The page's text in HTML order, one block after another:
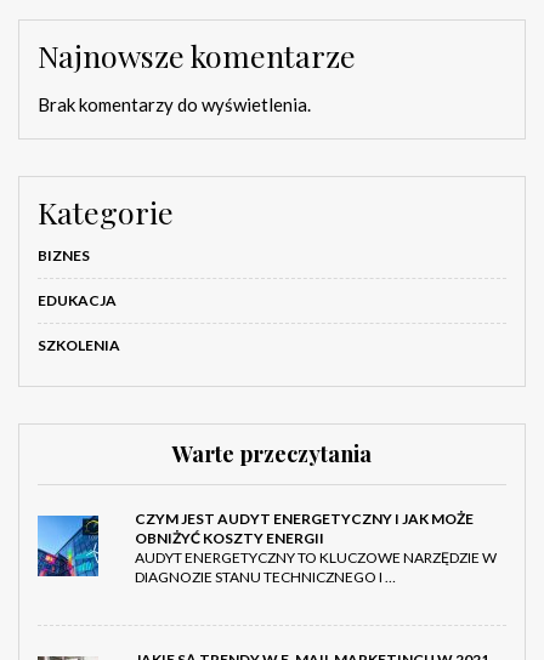
Najnowsze komentarze
Brak komentarzy do wyświetlenia.
Kategorie
BIZNES
EDUKACJA
SZKOLENIA
Warte przeczytania
CZYM JEST AUDYT ENERGETYCZNY I JAK MOŻE
OBNIŻYĆ KOSZTY ENERGII
AUDYT ENERGETYCZNY TO KLUCZOWE NARZĘDZIE W
DIAGNOZIE STANU TECHNICZNEGO I …